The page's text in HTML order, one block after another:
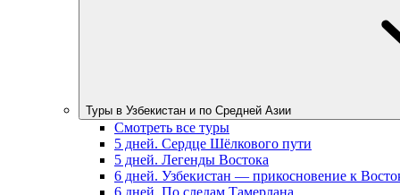
Туры в Узбекистан и по Средней Азии
Смотреть все туры
5 дней. Сердце Шёлкового пути
5 дней. Легенды Востока
6 дней. Узбекистан — прикосновение к
6 дней. По следам Тамерлана